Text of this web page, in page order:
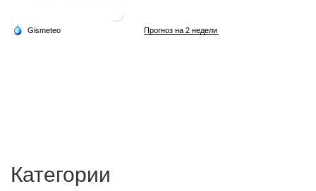
Категории